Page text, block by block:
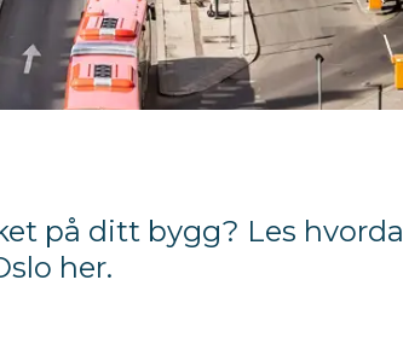
på ditt bygg? Les
her.